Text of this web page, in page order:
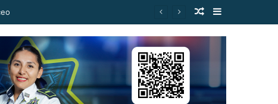
Publicación al
Barra lateral